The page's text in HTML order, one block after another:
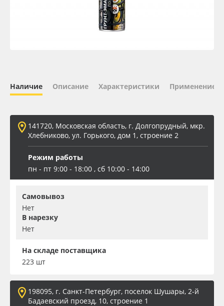
ПЭТ листовой
ПЭТ бэклит
Вспененный ПВХ
Баннер
Заготовки для сувениров
Наличие Описание Характеристики Применение
141720, Московская область, г. Долгопрудный, мкр.
Хлебниково, ул. Горького, дом 1, строение 2
Режим работы
пн - пт 9:00 - 18:00 , сб 10:00 - 14:00
Самовывоз
Нет
В нарезку
Нет
На складе поставщика
223 шт
198095, г. Санкт-Петербург, поселок Шушары, 2-й
Бадаевский проезд, 10, строение 1